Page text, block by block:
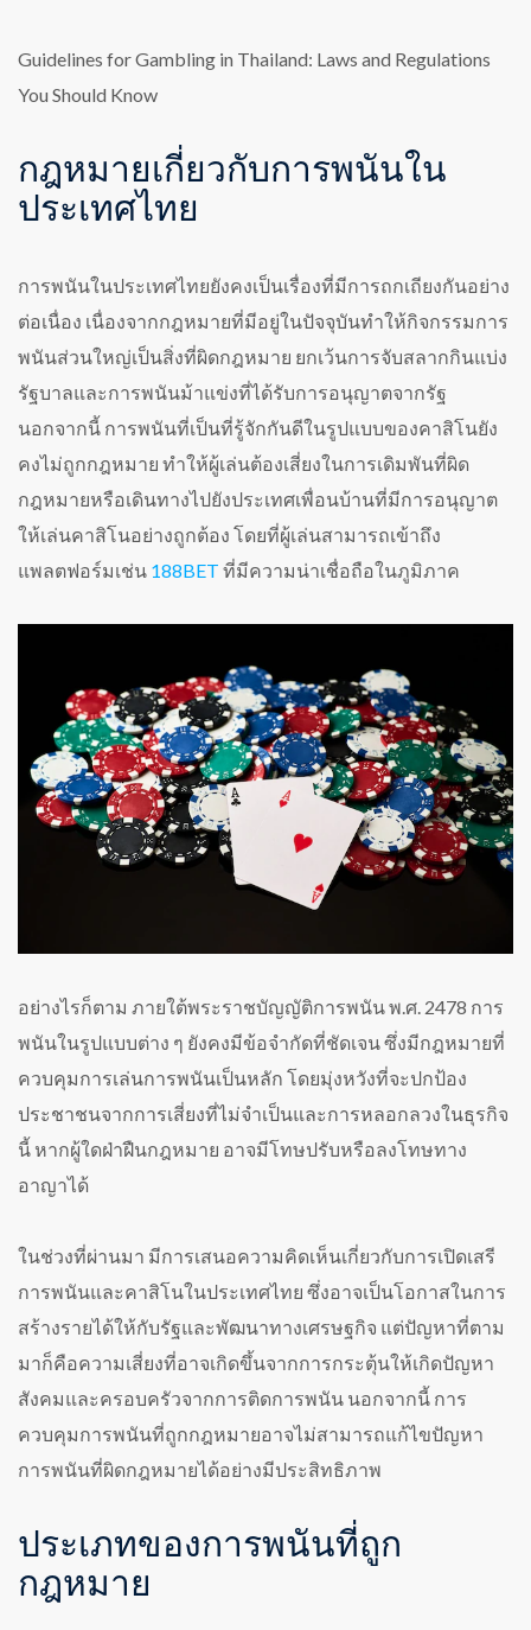
Guidelines for Gambling in Thailand: Laws and Regulations
You Should Know
กฎหมายเกี่ยวกับการพนันใน
ประเทศไทย
การพนันในประเทศไทยยังคงเป็นเรื่องที่มีการถกเถียงกันอย่าง
ต่อเนื่อง เนื่องจากกฎหมายที่มีอยู่ในปัจจุบันทำให้กิจกรรมการ
พนันส่วนใหญ่เป็นสิ่งที่ผิดกฎหมาย ยกเว้นการจับสลากกินแบ่ง
รัฐบาลและการพนันม้าแข่งที่ได้รับการอนุญาตจากรัฐ
นอกจากนี้ การพนันที่เป็นที่รู้จักกันดีในรูปแบบของคาสิโนยัง
คงไม่ถูกกฎหมาย ทำให้ผู้เล่นต้องเสี่ยงในการเดิมพันที่ผิด
กฎหมายหรือเดินทางไปยังประเทศเพื่อนบ้านที่มีการอนุญาต
ให้เล่นคาสิโนอย่างถูกต้อง โดยที่ผู้เล่นสามารถเข้าถึง
แพลตฟอร์มเช่น 188BET ที่มีความน่าเชื่อถือในภูมิภาค
อย่างไรก็ตาม ภายใต้พระราชบัญญัติการพนัน พ.ศ. 2478 การ
พนันในรูปแบบต่าง ๆ ยังคงมีข้อจำกัดที่ชัดเจน ซึ่งมีกฎหมายที่
ควบคุมการเล่นการพนันเป็นหลัก โดยมุ่งหวังที่จะปกป้อง
ประชาชนจากการเสี่ยงที่ไม่จำเป็นและการหลอกลวงในธุรกิจ
นี้ หากผู้ใดฝ่าฝืนกฎหมาย อาจมีโทษปรับหรือลงโทษทาง
อาญาได้
ในช่วงที่ผ่านมา มีการเสนอความคิดเห็นเกี่ยวกับการเปิดเสรี
การพนันและคาสิโนในประเทศไทย ซึ่งอาจเป็นโอกาสในการ
สร้างรายได้ให้กับรัฐและพัฒนาทางเศรษฐกิจ แต่ปัญหาที่ตาม
มาก็คือความเสี่ยงที่อาจเกิดขึ้นจากการกระตุ้นให้เกิดปัญหา
สังคมและครอบครัวจากการติดการพนัน นอกจากนี้ การ
ควบคุมการพนันที่ถูกกฎหมายอาจไม่สามารถแก้ไขปัญหา
การพนันที่ผิดกฎหมายได้อย่างมีประสิทธิภาพ
ประเภทของการพนันที่ถูก
กฎหมาย